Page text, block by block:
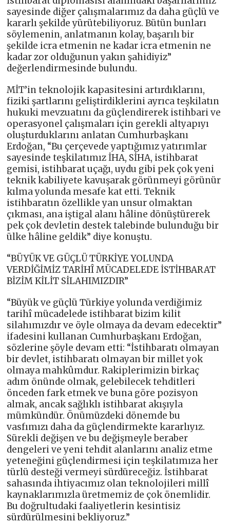
sayesinde diğer çalışmalarımız da daha güçlü ve
kararlı şekilde yürütebiliyoruz. Bütün bunları
söylemenin, anlatmanın kolay, başarılı bir
şekilde icra etmenin ne kadar icra etmenin ne
kadar zor olduğunun yakın şahidiyiz”
değerlendirmesinde bulundu.
MİT’in teknolojik kapasitesini artırdıklarını,
fiziki şartlarını geliştirdiklerini ayrıca teşkilatın
hukuki mevzuatını da güçlendirerek istihbari ve
operasyonel çalışmaları için gerekli altyapıyı
oluşturduklarını anlatan Cumhurbaşkanı
Erdoğan, “Bu çerçevede yaptığımız yatırımlar
sayesinde teşkilatımız İHA, SİHA, istihbarat
gemisi, istihbarat uçağı, uydu gibi pek çok yeni
teknik kabiliyete kavuşarak görünmeyi görünür
kılma yolunda mesafe kat etti. Teknik
istihbaratın özellikle yan unsur olmaktan
çıkması, ana iştigal alanı hâline dönüştürerek
pek çok devletin destek talebinde bulunduğu bir
ülke hâline geldik” diye konuştu.
“BÜYÜK VE GÜÇLÜ TÜRKİYE YOLUNDA
VERDİĞİMİZ TARİHÎ MÜCADELEDE İSTİHBARAT
BİZİM KİLİT SİLAHIMIZDIR”
“Büyük ve güçlü Türkiye yolunda verdiğimiz
tarihî mücadelede istihbarat bizim kilit
silahımızdır ve öyle olmaya da devam edecektir”
ifadesini kullanan Cumhurbaşkanı Erdoğan,
sözlerine şöyle devam etti: “İstihbaratı olmayan
bir devlet, istihbaratı olmayan bir millet yok
olmaya mahkûmdur. Rakiplerimizin birkaç
adım önünde olmak, gelebilecek tehditleri
önceden fark etmek ve buna göre pozisyon
almak, ancak sağlıklı istihbarat akışıyla
mümkündür. Önümüzdeki dönemde bu
vasfımızı daha da güçlendirmekte kararlıyız.
Sürekli değişen ve bu değişmeyle beraber
dengeleri ve yeni tehdit alanlarını analiz etme
yeteneğini güçlendirmesi için teşkilatımıza her
türlü desteği vermeyi sürdüreceğiz. İstihbarat
sahasında ihtiyacımız olan teknolojileri millî
kaynaklarımızla üretmemiz de çok önemlidir.
Bu doğrultudaki faaliyetlerin kesintisiz
sürdürülmesini bekliyoruz.”